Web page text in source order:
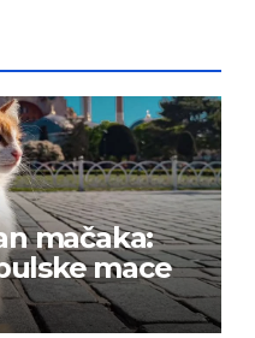
mačaka:
mace